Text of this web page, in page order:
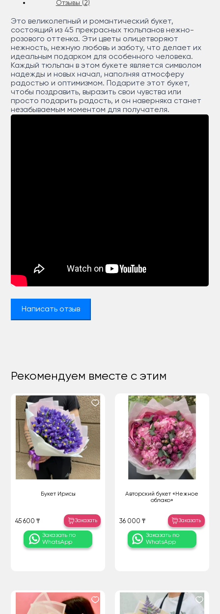
Отзывы (2)
Это великолепный и романтический букет,
состоящий из 45 прекрасных тюльпанов нежно-
розового оттенка. Эти цветы олицетворяют
нежность, нежную любовь и заботу, что делает их
идеальным подарком для особенного человека.
Каждый тюльпан в этом букете является символом
надежды и новых начал, наполняя атмосферу
радостью и оптимизмом. Подарите этот букет,
чтобы поздравить, выразить свои чувства или
просто подарить радость, и он наверняка станет
незабываемым моментом для получателя.
Написать отзыв
Рекомендуем вместе с этим
Букет Ирисы
45 600 ₸ Заказать
Заказать по
WhatsApp
Авторский букет «Нежное
облако»
36 000 ₸ Заказать
Заказать по
WhatsApp